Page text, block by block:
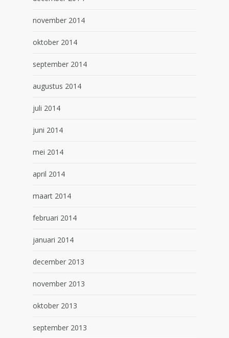
november 2014
oktober 2014
september 2014
augustus 2014
juli 2014
juni 2014
mei 2014
april 2014
maart 2014
februari 2014
januari 2014
december 2013
november 2013
oktober 2013
september 2013